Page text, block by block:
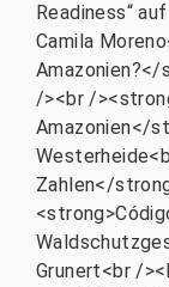
Readiness“
Camila
Amazonien?</
/><br /
Amazonien</
Zahlen</
Grunert<br /